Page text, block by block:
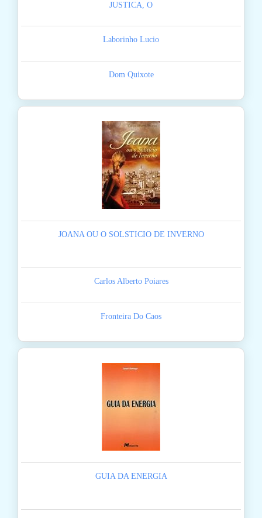
JUSTICA, O
Laborinho Lucio
Dom Quixote
JOANA OU O SOLSTICIO DE INVERNO
Carlos Alberto Poiares
Fronteira Do Caos
GUIA DA ENERGIA